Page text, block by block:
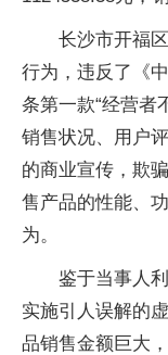
长沙市开福
行为，违反了《
条第一款“经营者
销售状况、用户
的商业宣传，欺
售产品的性能、
为。
鉴于当事人
实施引人误解的
品销售金额巨大